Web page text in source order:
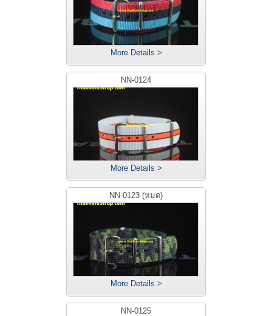
More Details >
NN-0124
More Details >
NN-0123 (หมด)
More Details >
NN-0125